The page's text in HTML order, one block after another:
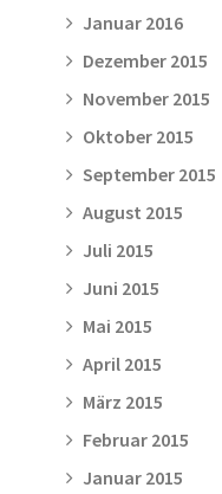
Januar 2016
Dezember 2015
November 2015
Oktober 2015
September 2015
August 2015
Juli 2015
Juni 2015
Mai 2015
April 2015
März 2015
Februar 2015
Januar 2015